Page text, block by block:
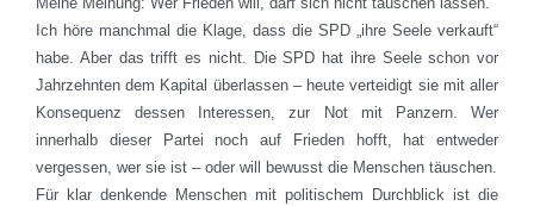
Ich höre manchmal die Klage, dass die SPD „ihre Seele verkauft“
habe. Aber das trifft es nicht. Die SPD hat ihre Seele schon vor
Jahrzehnten dem Kapital überlassen – heute verteidigt sie mit aller
Konsequenz dessen Interessen, zur Not mit Panzern. Wer
innerhalb dieser Partei noch auf Frieden hofft, hat entweder
vergessen, wer sie ist – oder will bewusst die Menschen täuschen.
Für klar denkende Menschen mit politischem Durchblick ist die